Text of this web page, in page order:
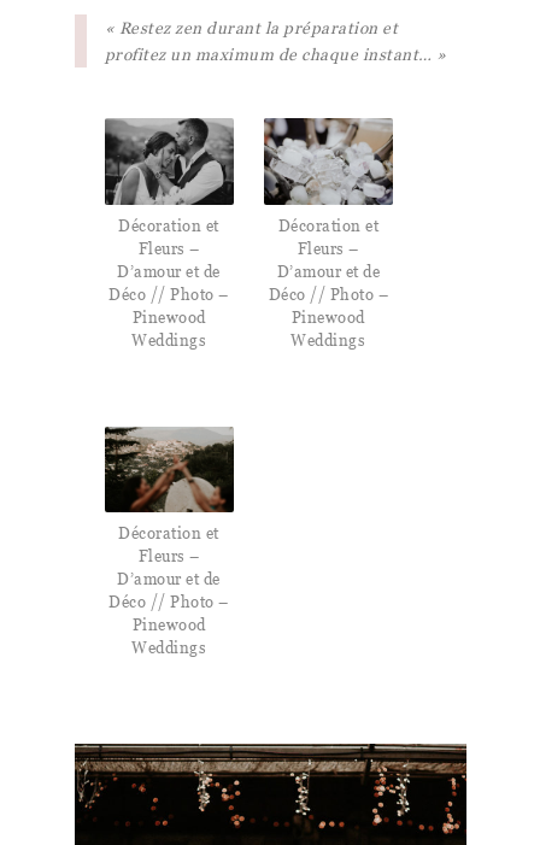
« Restez zen durant la préparation et
profitez un maximum de chaque instant… »
Décoration et
Fleurs –
D’amour et de
Déco // Photo –
Pinewood
Weddings
Décoration et
Fleurs –
D’amour et de
Déco // Photo –
Pinewood
Weddings
Décoration et
Fleurs –
D’amour et de
Déco // Photo –
Pinewood
Weddings